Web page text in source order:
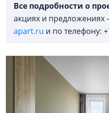
Все подробности о
акциях и предложениях
apart.ru и по телефону: